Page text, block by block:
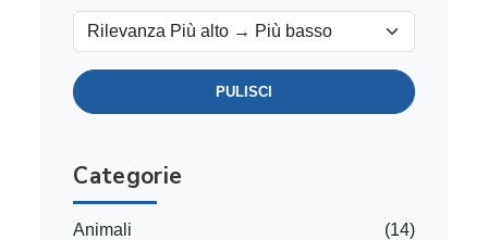
PULISCI
Categorie
Animali (14)